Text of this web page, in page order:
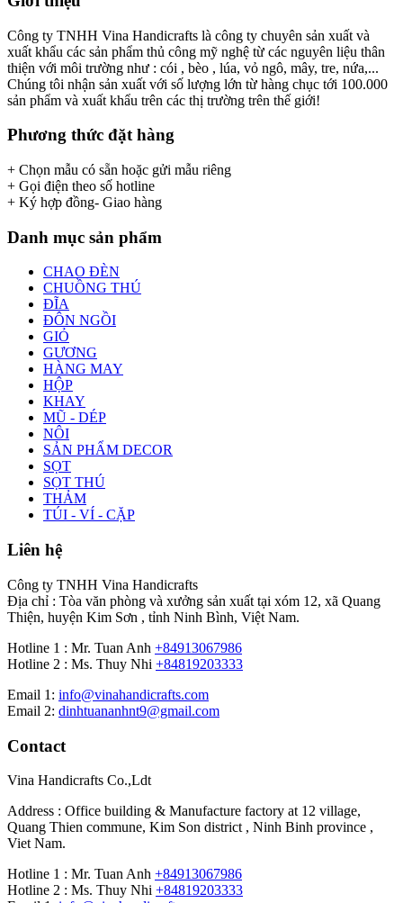
Công ty TNHH Vina Handicrafts là công ty chuyên sản xuất và
xuất khẩu các sản phẩm thủ công mỹ nghệ từ các nguyên liệu thân
thiện với môi trường như : cói , bèo , lúa, vỏ ngô, mây, tre, nứa,...
Chúng tôi nhận sản xuất với số lượng lớn từ hàng chục tới 100.000
sản phẩm và xuất khẩu trên các thị trường trên thế giới!
Phương thức đặt hàng
+ Chọn mẫu có sẵn hoặc gửi mẫu riêng
+ Gọi điện theo số hotline
+ Ký hợp đồng- Giao hàng
Danh mục sản phẩm
CHAO ĐÈN
CHUỒNG THÚ
ĐĨA
ĐÔN NGỒI
GIỎ
GƯƠNG
HÀNG MAY
HỘP
KHAY
MŨ - DÉP
NÔI
SẢN PHẨM DECOR
SỌT
SỌT THÚ
THẢM
TÚI - VÍ - CẶP
Liên hệ
Công ty TNHH Vina Handicrafts
Địa chỉ : Tòa văn phòng và xưởng sản xuất tại xóm 12, xã Quang
Thiện, huyện Kim Sơn , tỉnh Ninh Bình, Việt Nam.
Hotline 1 : Mr. Tuan Anh +84913067986
Hotline 2 : Ms. Thuy Nhi +84819203333
Email 1: info@vinahandicrafts.com
Email 2: dinhtuananhnt9@gmail.com
Contact
Vina Handicrafts Co.,Ldt
Address : Office building & Manufacture factory at 12 village,
Quang Thien commune, Kim Son district , Ninh Binh province ,
Viet Nam.
Hotline 1 : Mr. Tuan Anh +84913067986
Hotline 2 : Ms. Thuy Nhi +84819203333